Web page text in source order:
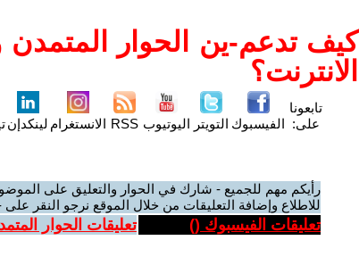
كيف تدعم-ين الحوار المتمدن
الانترنت؟
تابعونا
على: الفيسبوك التويتر اليوتيوب RSS الانستغرام لينكدإن
رأيكم مهم للجميع - شارك في الحوار والتعليق على
للاطلاع وإضافة التعليقات من خلال الموقع نرجو النقر
تعليقات الفيسبوك () تعليقات الحوار